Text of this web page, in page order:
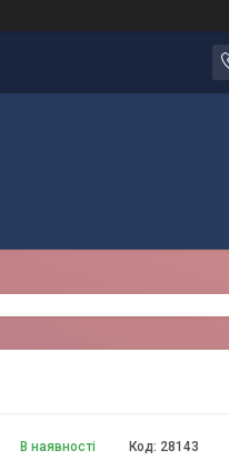
В наявності Код: 28143